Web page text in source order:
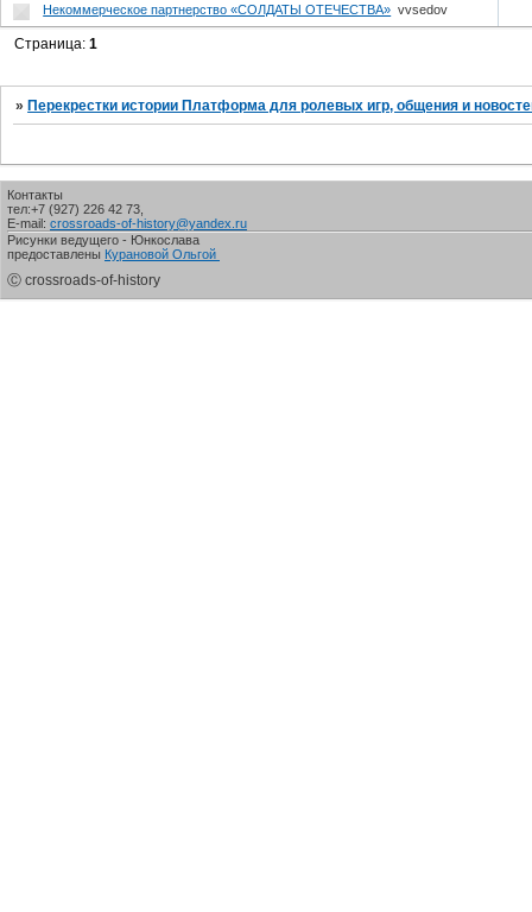
Некоммерческое партнерство «СОЛДАТЫ ОТЕЧЕСТВА» vvsedov
Страница:1
» Перекрестки истории Платформа для ролевых игр, общения и
Контакты
тел:+7 (927) 226 42 73,
E-mail: crossroads-of-history@yandex.ru
Рисунки ведущего - Юнкослава
предоставлены Курановой Ольгой
Ⓒ crossroads-of-history